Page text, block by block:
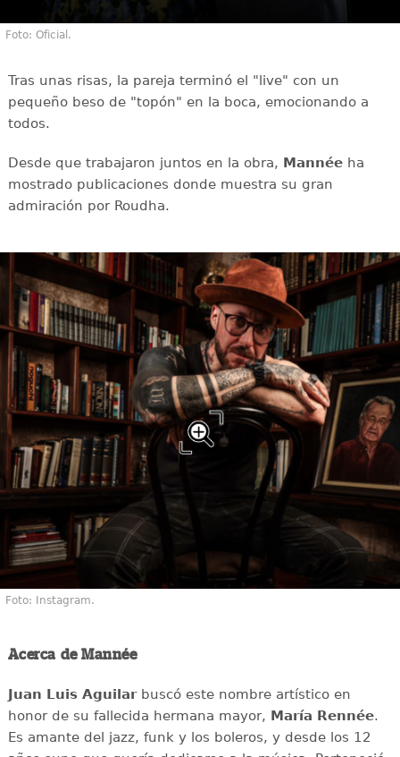
Foto: Oficial.
Tras unas risas, la pareja terminó el "live" con un
pequeño beso de "topón" en la boca, emocionando a
todos.
Desde que trabajaron juntos en la obra, Mannéeha
mostrado publicaciones donde muestra su gran
admiración por Roudha.
Foto: Instagram.
Acerca de Mannée
Juan Luis Aguilarbuscó este nombre artístico en
honor de su fallecida hermana mayor, María Rennée.
Es amante del jazz, funk y los boleros, y desde los 12